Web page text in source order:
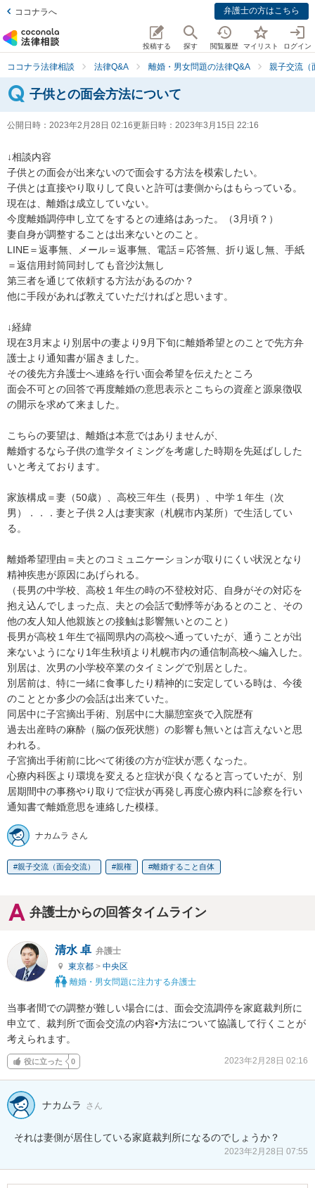
ココナラへ 弁護士の方はこちら
投稿する 探す 閲覧履歴 マイリスト ログイン
ココナラ法律相談 法律Q&A 離婚・男女問題の法律Q&A 親子交流（
子供との面会方法について
公開日時： 2023年2月28日 02:16更新日時： 2023年3月15日 22:16
↓相談内容
子供との面会が出来ないので面会する方法を模索したい。
子供とは直接やり取りして良いと許可は妻側からはもらっている。
現在は、離婚は成立していない。
今度離婚調停申し立てをするとの連絡はあった。（3月頃？）
妻自身が調整することは出来ないとのこと。
LINE＝返事無、メール＝返事無、電話＝応答無、折り返し無、手紙
＝返信用封筒同封しても音沙汰無し
第三者を通じて依頼する方法があるのか？
他に手段があれば教えていただければと思います。
↓経緯
現在3月末より別居中の妻より9月下旬に離婚希望とのことで先方弁
護士より通知書が届きました。
その後先方弁護士へ連絡を行い面会希望を伝えたところ
面会不可との回答で再度離婚の意思表示とこちらの資産と源泉徴収
の開示を求めて来ました。
こちらの要望は、離婚は本意ではありませんが、
離婚するなら子供の進学タイミングを考慮した時期を先延ばしした
いと考えております。
家族構成＝妻（50歳）、高校三年生（長男）、中学１年生（次
男）．．．妻と子供２人は妻実家（札幌市内某所）で生活してい
る。
離婚希望理由＝夫とのコミュニケーションが取りにくい状況となり
精神疾患が原因にあげられる。
（長男の中学校、高校１年生の時の不登校対応、自身がその対応を
抱え込んでしまった点、夫との会話で動悸等があるとのこと、その
他の友人知人他親族との接触は影響無いとのこと）
長男が高校１年生で福岡県内の高校へ通っていたが、通うことが出
来ないようになり1年生秋頃より札幌市内の通信制高校へ編入した。
別居は、次男の小学校卒業のタイミングで別居とした。
別居前は、特に一緒に食事したり精神的に安定している時は、今後
のこととか多少の会話は出来ていた。
同居中に子宮摘出手術、別居中に大腸憩室炎で入院歴有
過去出産時の麻酔（脳の仮死状態）の影響も無いとは言えないと思
われる。
子宮摘出手術前に比べて術後の方が症状が悪くなった。
心療内科医より環境を変えると症状が良くなると言っていたが、別
居期間中の事務やり取りで症状が再発し再度心療内科に診察を行い
通知書で離婚意思を連絡した模様。
ナカムラ さん
親子交流（面会交流） 親権 離婚すること自体
弁護士からの回答タイムライン
清水 卓 弁護士
東京都 > 中央区
離婚・男女問題に注力する弁護士
当事者間での調整が難しい場合には、面会交流調停を家庭裁判所に
申立て、裁判所で面会交流の内容•方法について協議して行くことが
考えられます。
役に立った 0 2023年2月28日 02:16
ナカムラ さん
それは妻側が居住している家庭裁判所になるのでしょうか？
2023年2月28日 07:55